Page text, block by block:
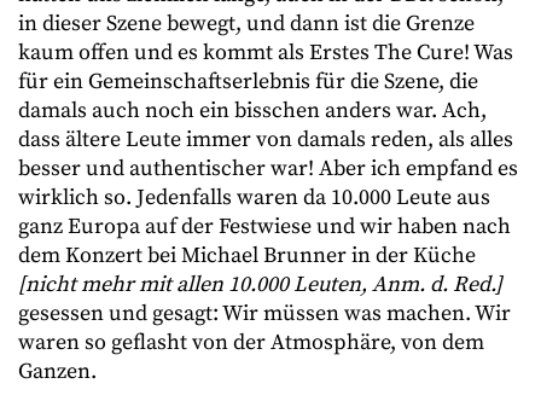
in dieser Szene bewegt, und dann ist die Grenze
kaum offen und es kommt als Erstes The Cure! Was
für ein Gemeinschaftserlebnis für die Szene, die
damals auch noch ein bisschen anders war. Ach,
dass ältere Leute immer von damals reden, als alles
besser und authentischer war! Aber ich empfand es
wirklich so. Jedenfalls waren da 10.000 Leute aus
ganz Europa auf der Festwiese und wir haben nach
dem Konzert bei Michael Brunner in der Küche
[nicht mehr mit allen 10.000 Leuten, Anm. d. Red.]
gesessen und gesagt: Wir müssen was machen. Wir
waren so geflasht von der Atmosphäre, von dem
Ganzen.